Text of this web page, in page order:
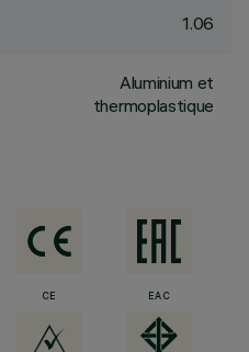
1.06
Aluminium et
thermoplastique
CE EAC